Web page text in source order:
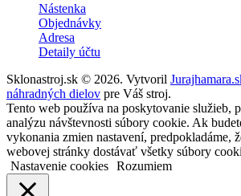
Nástenka
Objednávky
Adresa
Detaily účtu
Sklonastroj.sk © 2026. Vytvoril
náhradných dielov pre Váš stroj.
Tento web používa na poskytovanie služieb,
analýzu návštevnosti súbory cookie. Ak
vykonania zmien nastavení, predpokladáme,
webovej stránky dostávať všetky súbory
Nastavenie cookies Rozumiem